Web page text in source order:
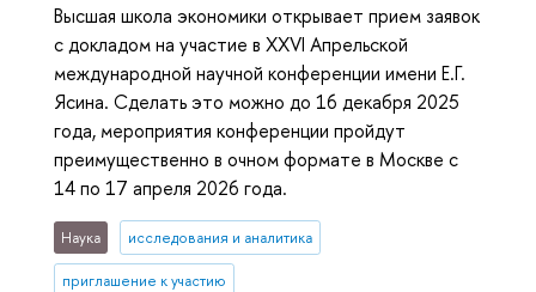
Высшая школа экономики открывает прием заявок
с докладом на участие в XXVI Апрельской
международной научной конференции имени Е.Г.
Ясина. Сделать это можно до 16 декабря 2025
года, мероприятия конференции пройдут
преимущественно в очном формате в Москве с
14 по 17 апреля 2026 года.
Наука исследования и аналитика
приглашение к участию